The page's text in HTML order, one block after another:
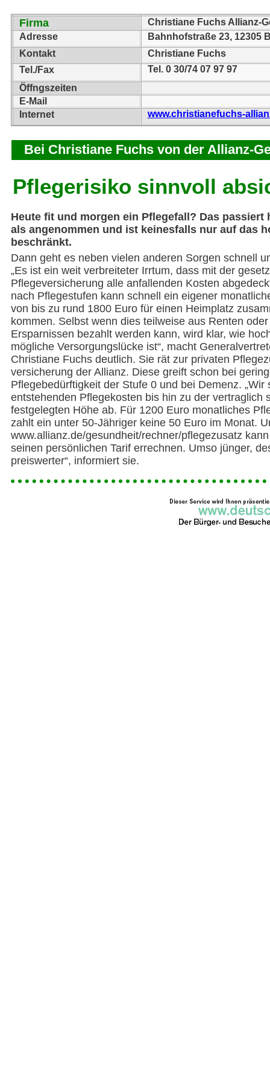
Heute fit und morgen ein Pflegefall? Das passiert
als angenommen und ist keinesfalls nur auf das
beschränkt.
Dann geht es neben vielen anderen Sorgen schnell
„Es ist ein weit verbreiteter Irrtum, dass mit der
Pflegeversicherung alle anfallenden Kosten
nach Pflegestufen kann schnell ein eigener
von bis zu rund 1800 Euro für einen Heimplatz
kommen. Selbst wenn dies teilweise aus Renten oder
Ersparnissen bezahlt werden kann, wird klar, wie
mögliche Versorgungslücke ist“, macht
Christiane Fuchs deutlich. Sie rät zur privaten
versicherung der Allianz. Diese greift schon bei
Pflegebedürftigkeit der Stufe 0 und bei Demenz. „Wir
entstehenden Pflegekosten bis hin zu der vertraglich
festgelegten Höhe ab. Für 1200 Euro monatliches
zahlt ein unter 50-Jähriger keine 50 Euro im Monat.
www.allianz.de/gesundheit/rechner/pflegezusatz
seinen persönlichen Tarif errechnen. Umso jünger,
preiswerter“, informiert sie.
Pflegerisiko sinnvoll
Firma
Christiane Fuchs Allianz-
Adresse
Bahnhofstraße 23, 12305
Kontakt
Christiane Fuchs
Tel./Fax
Tel. 0 30/74 07 97 97
Öffngszeiten
E-Mail
Internet
www.christianefuchs-
Bei Christiane Fuchs von der Allianz-